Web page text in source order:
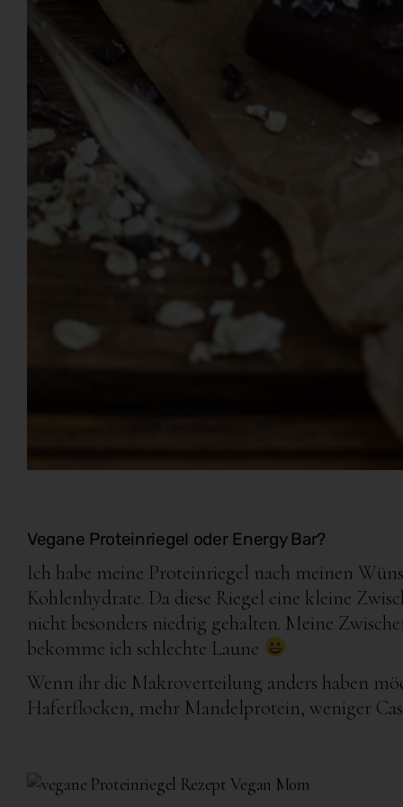
Vegane Proteinriegel oder Energy Bar?
Ich habe meine Proteinriegel nach meinen
Kohlenhydrate. Da diese Riegel eine kleine
nicht besonders niedrig gehalten. Meine
bekomme ich schlechte Laune
Wenn ihr die Makroverteilung anders haben
Haferflocken, mehr Mandelprotein, weniger